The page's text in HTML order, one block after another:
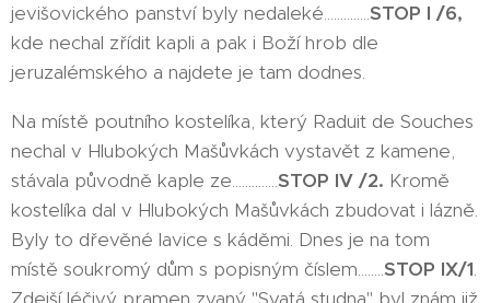
jevišovického panství byly nedaleké..............STOP I /6,
kde nechal zřídit kapli a pak i Boží hrob dle
jeruzalémského a najdete je tam dodnes.
Na místě poutního kostelíka, který Raduit de Souches
nechal v Hlubokých Mašůvkách vystavět z kamene,
stávala původně kaple ze..............STOP IV /2. Kromě
kostelíka dal v Hlubokých Mašůvkách zbudovat i lázně.
Byly to dřevěné lavice s káděmi. Dnes je na tom
místě soukromý dům s popisným číslem........STOP IX/1.